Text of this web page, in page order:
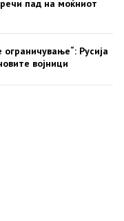
пад на моќниот
Русија
војници